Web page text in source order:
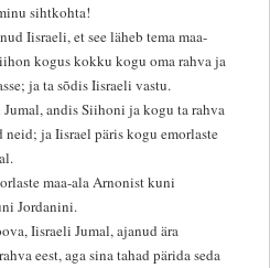
sihtkohta!
Iisraeli, et see läheb tema maa-
kogus kokku kogu oma rahva ja
ja ta sõdis Iisraeli vastu.
andis Siihoni ja kogu ta rahva
ja Iisrael päris kogu emorlaste
maa-ala Arnonist kuni
Jordanini.
Iisraeli Jumal, ajanud ära
eest, aga sina tahad pärida seda